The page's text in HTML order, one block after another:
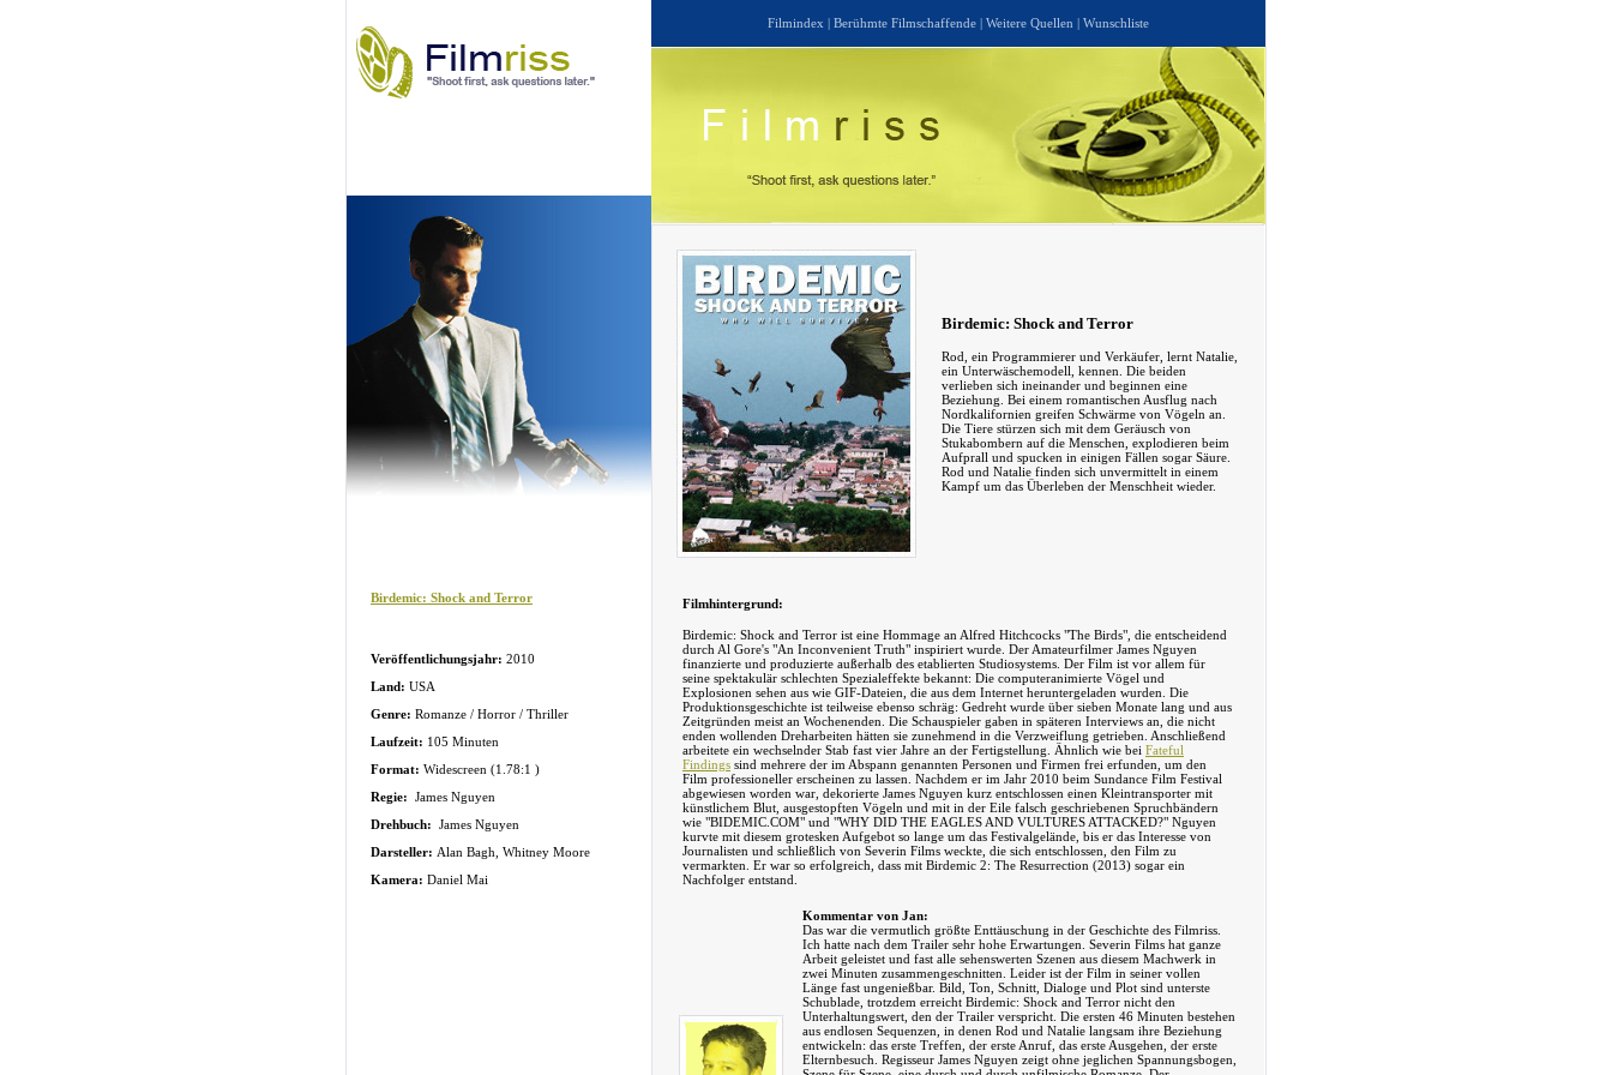
Filmindex | Berühmte Filmschaffende| Weitere Quellen | Wunschliste
Birdemic: Shock and Terror
Rod, ein Programmierer und Verkäufer, lernt Natalie,
ein Unterwäschemodell, kennen. Die beiden
verlieben sich ineinander und beginnen eine
Beziehung. Bei einem romantischen Ausflug nach
Nordkalifornien greifen Schwärme von Vögeln an.
Die Tiere stürzen sich mit dem Geräusch von
Stukabombern auf die Menschen, explodieren beim
Aufprall und spucken in einigen Fällen sogar Säure.
Rod und Natalie finden sich unvermittelt in einem
Kampf um das Überleben der Menschheit wieder.
Filmhintergrund:
Birdemic: Shock and Terror ist eine Hommage an Alfred Hitchcocks "The Birds", die entscheidend
durch Al Gore's "An Inconvenient Truth" inspiriert wurde. Der Amateurfilmer James Nguyen
finanzierte und produzierte außerhalb des etablierten Studiosystems. Der Film ist vor allem für
seine spektakulär schlechten Spezialeffekte bekannt: Die computeranimierte Vögel und
Explosionen sehen aus wie GIF-Dateien, die aus dem Internet heruntergeladen wurden. Die
Produktionsgeschichte ist teilweise ebenso schräg: Gedreht wurde über sieben Monate lang und aus
Zeitgründen meist an Wochenenden. Die Schauspieler gaben in späteren Interviews an, die nicht
enden wollenden Dreharbeiten hätten sie zunehmend in die Verzweiflung getrieben. Anschließend
arbeitete ein wechselnder Stab fast vier Jahre an der Fertigstellung. Ähnlich wie bei Fateful
Findings sind mehrere der im Abspann genannten Personen und Firmen frei erfunden, um den
Film professioneller erscheinen zu lassen. Nachdem er im Jahr 2010 beim Sundance Film Festival
abgewiesen worden war, dekorierte James Nguyen kurz entschlossen einen Kleintransporter mit
künstlichem Blut, ausgestopften Vögeln und mit in der Eile falsch geschriebenen Spruchbändern
wie "BIDEMIC.COM" und "WHY DID THE EAGLES AND VULTURES ATTACKED?" Nguyen
kurvte mit diesem grotesken Aufgebot so lange um das Festivalgelände, bis er das Interesse von
Journalisten und schließlich von Severin Films weckte, die sich entschlossen, den Film zu
vermarkten. Er war so erfolgreich, dass mit Birdemic 2: The Resurrection (2013) sogar ein
Nachfolger entstand.
Kommentar von Jan:
Das war die vermutlich größte Enttäuschung in der Geschichte des Filmriss.
Ich hatte nach dem Trailer sehr hohe Erwartungen. Severin Films hat ganze
Arbeit geleistet und fast alle sehenswerten Szenen aus diesem Machwerk in
zwei Minuten zusammengeschnitten. Leider ist der Film in seiner vollen
Länge fast ungenießbar. Bild, Ton, Schnitt, Dialoge und Plot sind unterste
Schublade, trotzdem erreicht Birdemic: Shock and Terror nicht den
Unterhaltungswert, den der Trailer verspricht. Die ersten 46 Minuten bestehen
aus endlosen Sequenzen, in denen Rod und Natalie langsam ihre Beziehung
entwickeln: das erste Treffen, der erste Anruf, das erste Ausgehen, der erste
Elternbesuch. Regisseur James Nguyen zeigt ohne jeglichen Spannungsbogen,
Birdemic: Shock and Terror
Veröffentlichungsjahr: 2010
Land: USA
Genre: Romanze / Horror / Thriller
Laufzeit: 105 Minuten
Format: Widescreen (1.78:1 )
Regie: James Nguyen
Drehbuch: James Nguyen
Darsteller: Alan Bagh, Whitney Moore
Kamera: Daniel Mai